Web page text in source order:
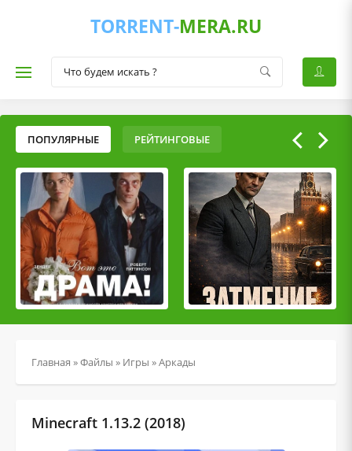
TORRENT-MERA.RU
ПОПУЛЯРНЫЕ РЕЙТИНГОВЫЕ
Главная »Файлы » Игры »Аркады
Minecraft 1.13.2 (2018)